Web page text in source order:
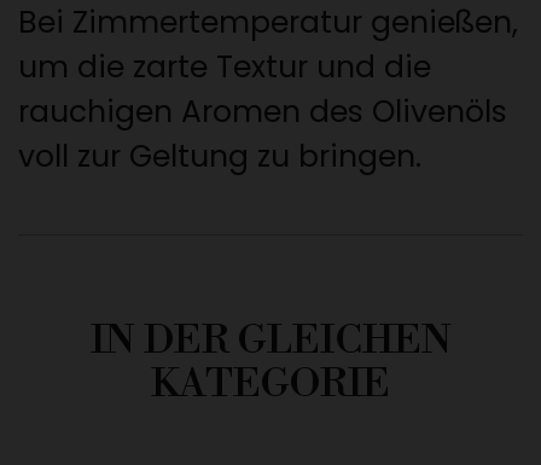
Bei Zimmertemperatur genießen,
um die zarte Textur und die
rauchigen Aromen des Olivenöls
voll zur Geltung zu bringen.
IN DER GLEICHEN
KATEGORIE